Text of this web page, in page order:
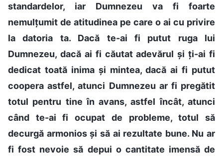
standardelor, iar Dumnezeu va fi foarte
nemulțumit de atitudinea pe care o ai cu privire
la datoria ta. Dacă te-ai fi putut ruga lui
Dumnezeu, dacă ai fi căutat adevărul și ți-ai fi
dedicat toată inima și mintea, dacă ai fi putut
coopera astfel, atunci Dumnezeu ar fi pregătit
totul pentru tine în avans, astfel încât, atunci
când te-ai fi ocupat de probleme, totul să
decurgă armonios și să ai rezultate bune. Nu ar
fi fost nevoie să depui o cantitate imensă de